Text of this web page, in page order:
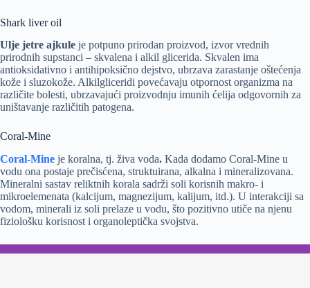
Shark liver oil
Ulje jetre ajkule je potpuno prirodan proizvod, izvor vrednih
prirodnih supstanci – skvalena i alkil glicerida. Skvalen ima
antioksidativno i antihipoksično dejstvo, ubrzava zarastanje oštećenja
kože i sluzokože. Alkilgliceridi povećavaju otpornost organizma na
različite bolesti, ubrzavajući proizvodnju imunih ćelija odgovornih za
uništavanje različitih patogena.
Coral-Mine
Coral-Mine je koralna, tj. živa voda. Kada dodamo Coral-Mine u
vodu ona postaje prečisćena, struktuirana, alkalna i mineralizovana.
Mineralni sastav reliktnih korala sadrži soli korisnih makro- i
mikroelemenata (kalcijum, magnezijum, kalijum, itd.). U interakciji sa
vodom, minerali iz soli prelaze u vodu, što pozitivno utiče na njenu
fiziološku korisnost i organoleptička svojstva.